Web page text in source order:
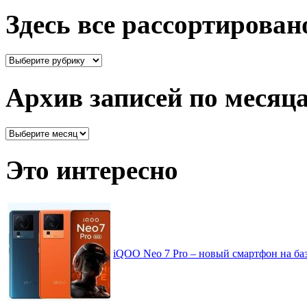
Здесь все
Здесь
Архив записей по
Архив
месяцам
Это интересно
iQOO Neo 7 Pro – новый смартфон на